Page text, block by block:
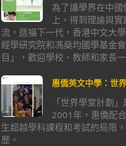
為了讓學界在中
上，得到理論與
流，造福下一代，香港中文大
經學研究院和馮燊均國學基金
目」，歡迎學校、教師和家長
惠僑英文中學：世
「世界學堂計劃
2001年，惠僑配
生超越學科課程和考試的局限
歷。